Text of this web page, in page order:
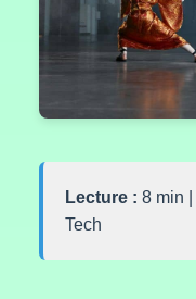
Lecture : 8 min |
Tech